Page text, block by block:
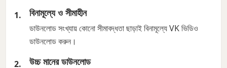
বিনামূল্যে ও সীমাহীন
ডাউনলোড সংখ্যায় কোনো সীমাবদ্ধতা ছাড়াই বিনামূল্যে VK ভিডিও
ডাউনলোড করুন।
উচ্চ মানের ডাউনলোড